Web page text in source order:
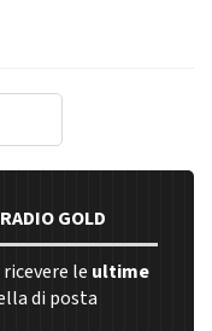
GOLD
le ultime
di posta